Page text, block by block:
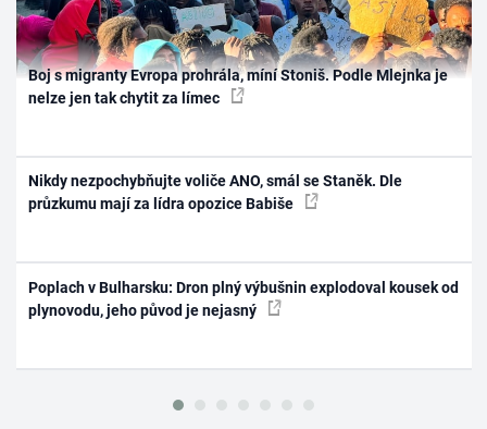
Boj s migranty Evropa prohrála, míní Stoniš. Podle Mlejnka je
nelze jen tak chytit za límec
Nikdy nezpochybňujte voliče ANO, smál se Staněk. Dle
průzkumu mají za lídra opozice Babiše
Poplach v Bulharsku: Dron plný výbušnin explodoval kousek od
plynovodu, jeho původ je nejasný